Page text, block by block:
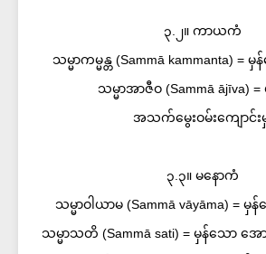
၃.၂။ ကာယကံ
သမ္မာကမ္မန္တ (Sammā kammanta)
သမ္မာအာဇီဝ (Sammā ājīva)
အသက်မွေးဝမ်းကျောင်း
၃.၃။ မနောကံ
သမ္မာဝါယာမ (Sammā vāyāma) =
သမ္မာသတိ (Sammā sati) = မှန်သော အ